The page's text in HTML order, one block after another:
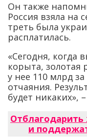
Он также
Россия взяла на
треть была
расплатилась.
«Сегодня, когда
корыта, золотая
у нее 110 млрд
отчаяния.
будет никаких»,
Отблагодарить
и